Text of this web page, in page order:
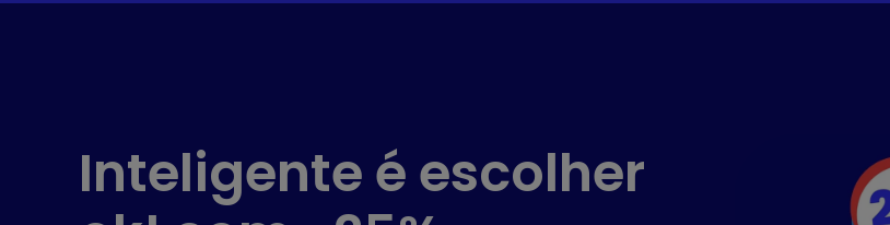
Inteligente é escolher